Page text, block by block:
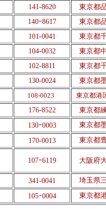
141-8620
東京都
140ｰ8617
東京都
101-0041
東京都
104-0032
東京都
102-8811
東京都
130-0024 東京都
108-0023 東京都港
176-8522
東京都
130ｰ0003
東京都
170-0013
東京都
107ｰ6119 大阪府
341-0041
埼玉県
105ｰ0004 東京都